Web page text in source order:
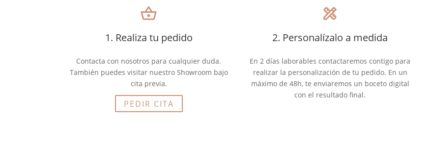
shopping_basket
1. Realiza tu pedido
Contacta con nosotros para cualquier duda.
También puedes visitar nuestro Showroom bajo
cita previa.
PEDIR CITA
design_services
2. Personalízalo a medida
En 2 días laborables contactaremos contigo para
realizar la personalización de tu pedido. En un
máximo de 48h, te enviaremos un boceto digital
con el resultado final.